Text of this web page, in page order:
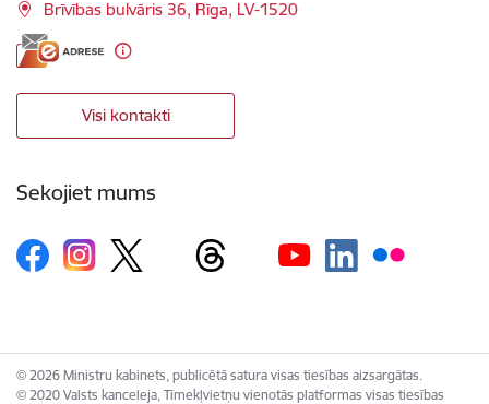
Brīvības bulvāris 36, Rīga, LV-1520
Visi kontakti
Sekojiet mums
© 2026 Ministru kabinets, publicētā satura visas tiesības aizsargātas.
© 2020 Valsts kanceleja, Tīmekļvietņu vienotās platformas visas tiesības